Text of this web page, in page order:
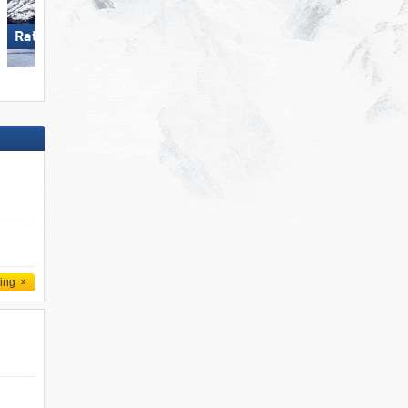
Ratschings-Jaufen St. Jakob im Defereggental